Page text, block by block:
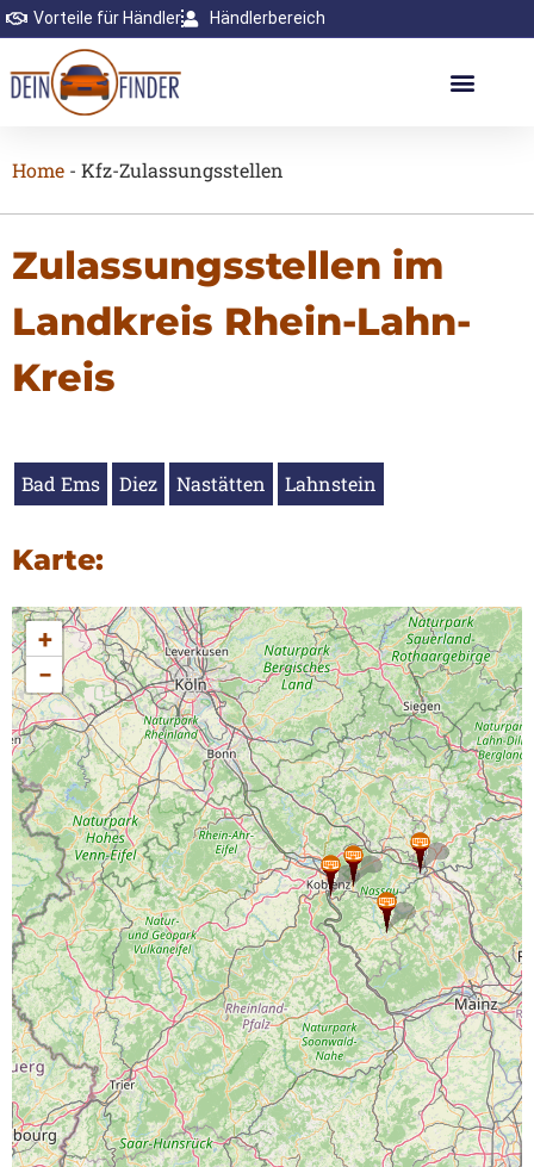
Vorteile für Händler Händlerbereich
Home - Kfz-Zulassungsstellen
Zulassungsstellen im
Landkreis Rhein-Lahn-
Kreis
Bad Ems Diez Nastätten Lahnstein
Karte:
+
−